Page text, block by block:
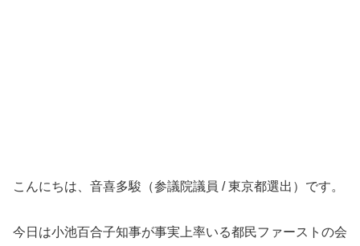
こんにちは、音喜多駿（参議院議員 / 東京都選出）です。
今日は小池百合子知事が事実上率いる都民ファーストの会